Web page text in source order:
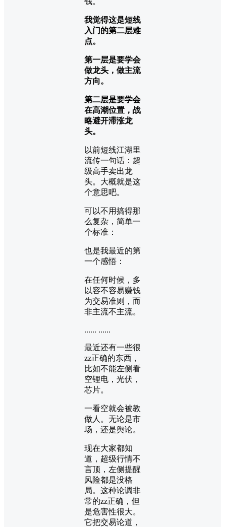
我觉得这是短线
入门的第二层难
点。
第一层是要学会
做龙头，做主流
方向。
第二层是要学会
在高潮位置，战
略避开滞涨龙
头。
以前短线江湖里
流传一句话：超
级高手卖出龙
头。大概就是这
个意思吧。
可以不用搞得那
么复杂，简单一
个标准：
也是我最近的第
一个感悟：
在任何时候，多
以容不容易赚钱
为交易准则，而
非主流不主流。
...... ......
最近还有一些很
zz正确的东西，
比如不能左侧看
空锂电，光伏，
芯片。
一看空就会被教
做人。无论是市
场，还是舆论。
现在大家都知
道，超级行情不
言顶，左侧提醒
风险都是没格
局。这种论调非
常的zz正确，但
是危害性很大。
它把交易论道，